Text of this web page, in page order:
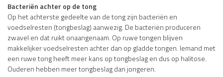
Bacteriën achter op de tong
Op het achterste gedeelte van de tong zijn bacteriën en
voedselresten (tongbeslag) aanwezig. De bacteriën produceren
zwavel en dat ruikt onaangenaam. Op ruwe tongen blijven
makkelijker voedselresten achter dan op gladde tongen. Iemand met
een ruwe tong heeft meer kans op tongbeslag en dus op halitose.
Ouderen hebben meer tongbeslag dan jongeren.